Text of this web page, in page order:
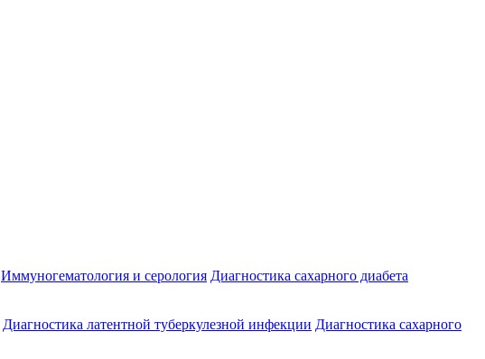
Иммуногематология и серология Диагностика сахарного диабета
Диагностика латентной туберкулезной инфекции Диагностика сахарного